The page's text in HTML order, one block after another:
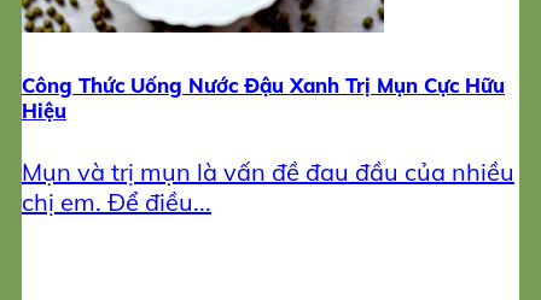
Công Thức Uống Nước Đậu Xanh Trị Mụn Cực Hữu
Hiệu
Mụn và trị mụn là vấn đề đau đầu của nhiều
chị em. Để điều...